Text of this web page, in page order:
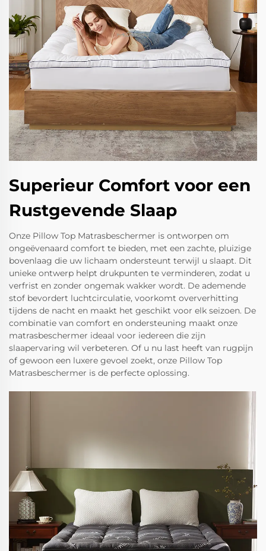
Superieur Comfort voor een
Rustgevende Slaap
Onze Pillow Top Matrasbeschermer is ontworpen om
ongeëvenaard comfort te bieden, met een zachte, pluizige
bovenlaag die uw lichaam ondersteunt terwijl u slaapt. Dit
unieke ontwerp helpt drukpunten te verminderen, zodat u
verfrist en zonder ongemak wakker wordt. De ademende
stof bevordert luchtcirculatie, voorkomt oververhitting
tijdens de nacht en maakt het geschikt voor elk seizoen. De
combinatie van comfort en ondersteuning maakt onze
matrasbeschermer ideaal voor iedereen die zijn
slaapervaring wil verbeteren. Of u nu last heeft van rugpijn
of gewoon een luxere gevoel zoekt, onze Pillow Top
Matrasbeschermer is de perfecte oplossing.